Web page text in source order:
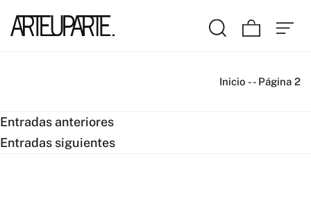
Inicio -- Página 2
Navegación
de
Entradas anteriores
Entradas siguientes